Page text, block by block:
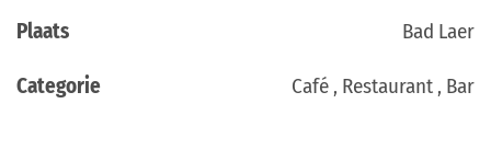
Plaats Bad Laer
Categorie Café , Restaurant , Bar